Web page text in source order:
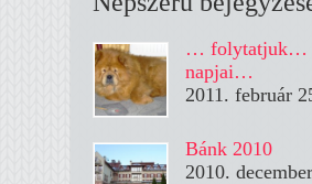
… folytatjuk…
napjai…
2011. február
Bánk 2010
2010.